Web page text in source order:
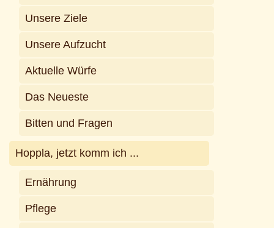
Unsere Ziele
Unsere Aufzucht
Aktuelle Würfe
Das Neueste
Bitten und Fragen
Hoppla, jetzt komm ich ...
Ernährung
Pflege